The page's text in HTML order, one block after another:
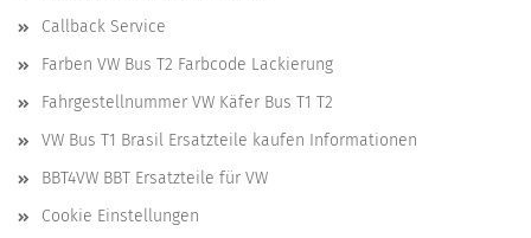
Callback Service
Farben VW Bus T2 Farbcode Lackierung
Fahrgestellnummer VW Käfer Bus T1 T2
VW Bus T1 Brasil Ersatzteile kaufen Informationen
BBT4VW BBT Ersatzteile für VW
Cookie Einstellungen